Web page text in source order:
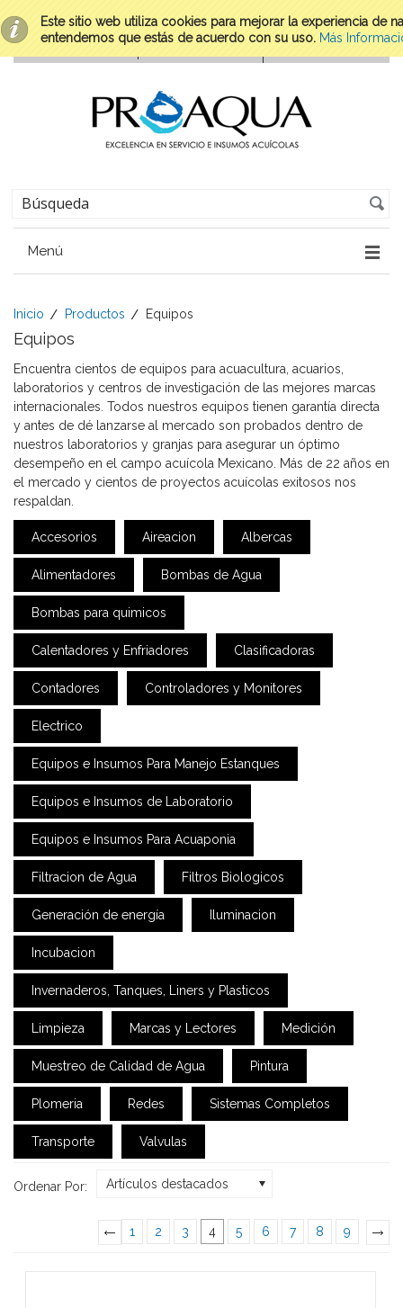
Este sitio web utiliza cookies para mejorar la experiencia de
entendemos que estás de acuerdo con su uso. Más
Menú
Inicio Productos Equipos
Equipos
Encuentra cientos de equipos para acuacultura, acuarios,
laboratorios y centros de investigación de las mejores marcas
internacionales. Todos nuestros equipos tienen garantía directa
y antes de dé lanzarse al mercado son probados dentro de
nuestros laboratorios y granjas para asegurar un óptimo
desempeño en el campo acuícola Mexicano. Más de 22 años en
el mercado y cientos de proyectos acuícolas exitosos nos
respaldan.
Accesorios Aireacion Albercas
Alimentadores Bombas de Agua
Bombas para quimicos
Calentadores y Enfriadores Clasificadoras
Contadores Controladores y Monitores
Electrico
Equipos e Insumos Para Manejo Estanques
Equipos e Insumos de Laboratorio
Equipos e Insumos Para Acuaponia
Filtracion de Agua Filtros Biologicos
Generación de energía Iluminacion
Incubacion
Invernaderos, Tanques, Liners y Plasticos
Limpieza Marcas y Lectores Medición
Muestreo de Calidad de Agua Pintura
Plomeria Redes Sistemas Completos
Transporte Valvulas
Ordenar Por: Artículos destacados
«
Previous
1 2 3 4 5 6 7 8 9
»